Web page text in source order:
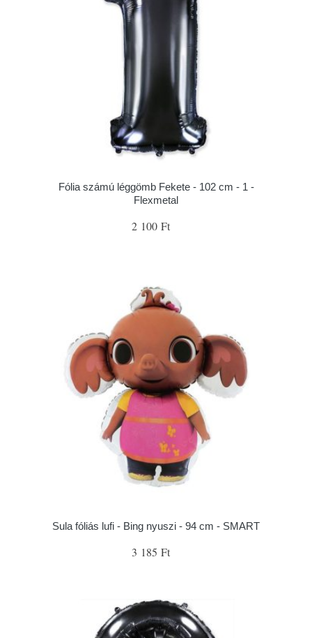
Fólia számú léggömb Fekete - 102 cm - 1 -
Flexmetal
2 100 Ft
Sula fóliás lufi - Bing nyuszi - 94 cm - SMART
3 185 Ft